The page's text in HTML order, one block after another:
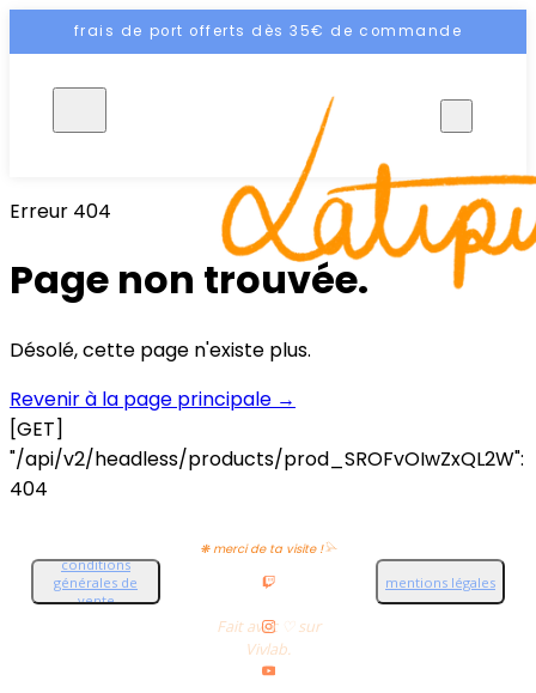
frais de port offerts dès 35€ de commande
Erreur 404
Page non trouvée.
Désolé, cette page n'existe plus.
Revenir à la page principale →
[GET]
"/api/v2/headless/products/prod_SROFvOIwZxQL2W":
404
❋ merci de ta visite !𓅪
mentions légales
Fait avec ♡ sur
Vivlab.
conditions
générales de
vente